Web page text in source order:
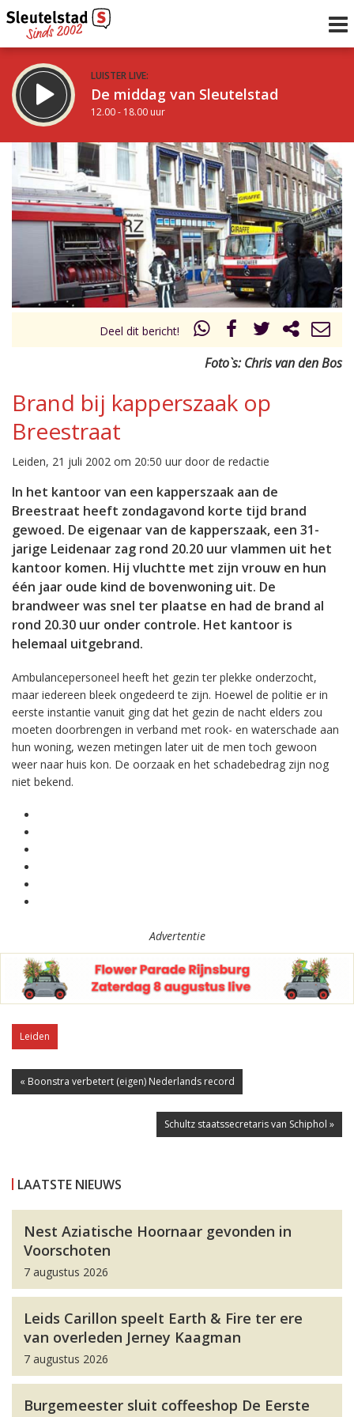
LUISTER LIVE:
De middag van Sleutelstad
12.00 - 18.00 uur
STRAKS:
De vrijdagavond met Keanu
18.00 - 19.00 uur
Vorig uur
uur 1 van 0 Volgend uur
Inklappen
Deel dit bericht!
Foto`s: Chris van den Bos
Brand bij kapperszaak op
Breestraat
Leiden, 21 juli 2002 om 20:50 uur door de redactie
In het kantoor van een kapperszaak aan de
Breestraat heeft zondagavond korte tijd brand
gewoed. De eigenaar van de kapperszaak, een 31-
jarige Leidenaar zag rond 20.20 uur vlammen uit het
kantoor komen. Hij vluchtte met zijn vrouw en hun
één jaar oude kind de bovenwoning uit. De
brandweer was snel ter plaatse en had de brand al
rond 20.30 uur onder controle. Het kantoor is
helemaal uitgebrand.
Ambulancepersoneel heeft het gezin ter plekke onderzocht,
maar iedereen bleek ongedeerd te zijn. Hoewel de politie er in
eerste instantie vanuit ging dat het gezin de nacht elders zou
moeten doorbrengen in verband met rook- en waterschade aan
hun woning, wezen metingen later uit de men toch gewoon
weer naar huis kon. De oorzaak en het schadebedrag zijn nog
niet bekend.
Advertentie
Leiden
« Boonstra verbetert (eigen) Nederlands record
Schultz staatssecretaris van Schiphol »
LAATSTE NIEUWS
Nest Aziatische Hoornaar gevonden in
Voorschoten
7 augustus 2026
Leids Carillon speelt Earth & Fire ter ere
van overleden Jerney Kaagman
7 augustus 2026
Burgemeester sluit coffeeshop De Eerste